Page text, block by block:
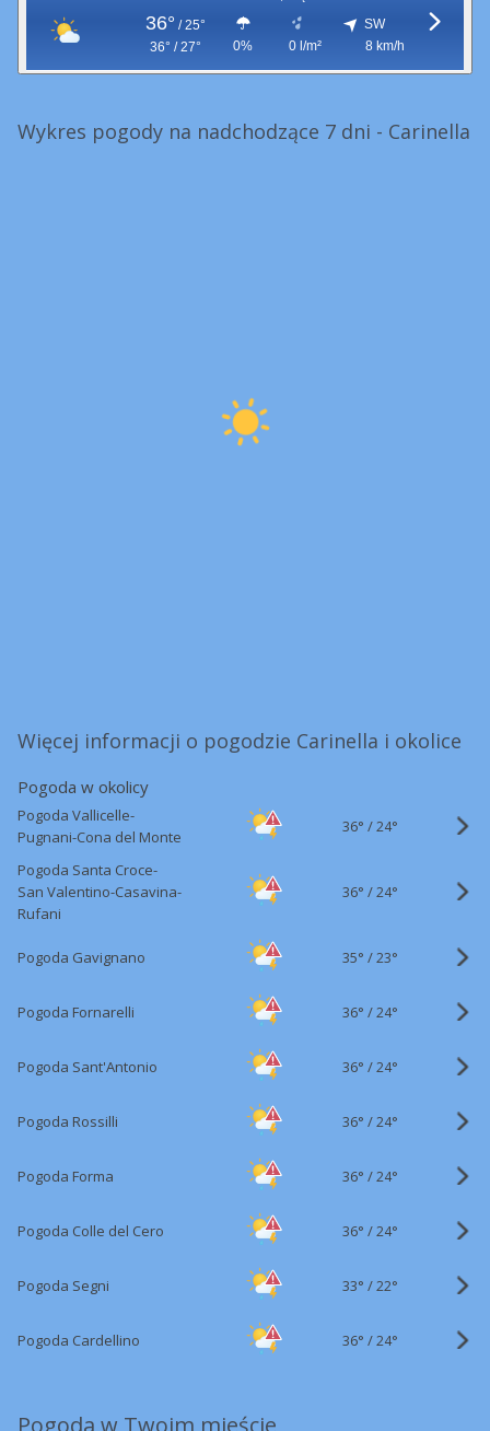
36° / 25°
36° / 27°
0% 0 l/m²
SW
8 km/h
Wykres pogody na nadchodzące 7 dni - Carinella
Więcej informacji o pogodzie Carinella i okolice
Pogoda w okolicy
Pogoda Vallicelle-
Pugnani-Cona del Monte
36° /24°
Pogoda Santa Croce-
San Valentino-Casavina-
Rufani
36° /24°
Pogoda Gavignano 35° /23°
Pogoda Fornarelli 36° /24°
Pogoda Sant'Antonio 36° /24°
Pogoda Rossilli 36° /24°
Pogoda Forma 36° /24°
Pogoda Colle del Cero 36° /24°
Pogoda Segni 33° /22°
Pogoda Cardellino 36° /24°
Pogoda w Twoim mieście